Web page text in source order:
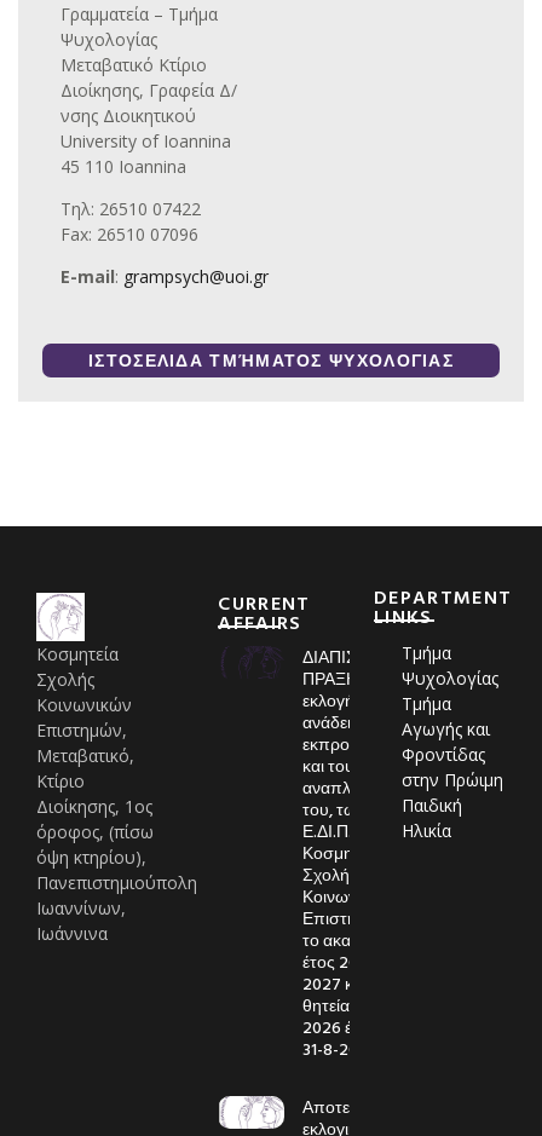
Γραμματεία – Τμήμα
Ψυχολογίας
Μεταβατικό Κτίριο
Διοίκησης, Γραφεία Δ/
νσης Διοικητικού
University of Ioannina
45 110 Ioannina
Τηλ: 26510 07422
Fax: 26510 07096
E-mail: grampsych@uoi.gr
ΙΣΤΟΣΕΛΙΔΑ ΤΜΉΜΑΤΟΣ ΨΥΧΟΛΟΓΙΑΣ
Κοσμητεία
Σχολής
Κοινωνικών
Επιστημών,
Μεταβατικό,
Κτίριο
Διοίκησης, 1ος
όροφος, (πίσω
όψη κτηρίου),
Πανεπιστημιούπολη
Ιωαννίνων,
Ιωάννινα
CURRENT
AFFAIRS
ΔΙΑΠΙΣΤΩΤΙΚΗ
ΠΡΑΞΗ
εκλογής και
ανάδειξης
εκπροσώπου
και του
αναπληρωτή
του, των μελών
Ε.ΔΙ.Π., στην
Κοσμητεία της
Σχολής
Κοινωνικών
Επιστημών, για
το ακαδημαϊκό
έτος 2026-
2027 και με
θητεία από 1-9-
2026 έως και
31-8-2027
Αποτελέσματα
εκλογικής
DEPARTMENT
LINKS
Τμήμα
Ψυχολογίας
Τμήμα
Αγωγής και
Φροντίδας
στην Πρώιμη
Παιδική
Ηλικία